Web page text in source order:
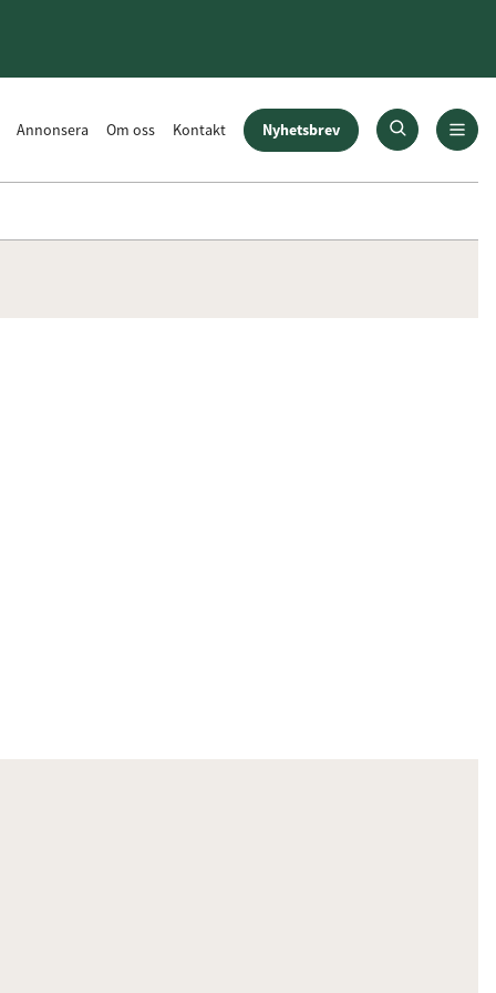
Annonsera Om oss Kontakt Nyhetsbrev